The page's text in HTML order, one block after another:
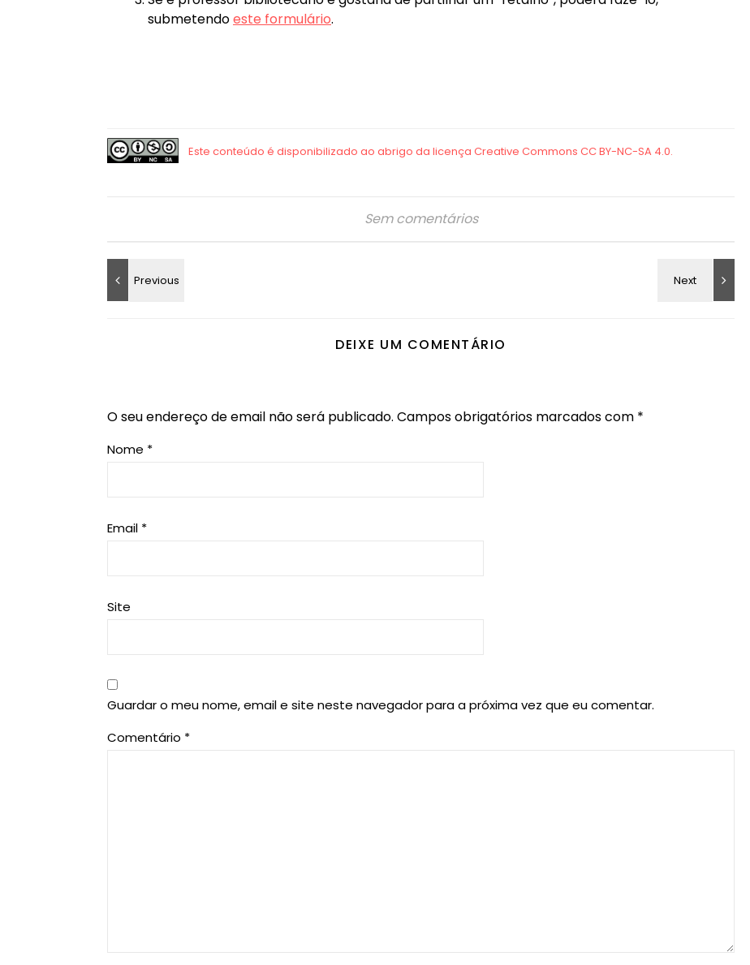
submetendoeste formulário.
Sem comentários
DEIXE UM COMENTÁRIO
O seu endereço de email não será publicado. Campos obrigatórios marcados com *
Nome *
Email *
Site
Guardar o meu nome, email e site neste navegador para a próxima vez que eu comentar.
Comentário *